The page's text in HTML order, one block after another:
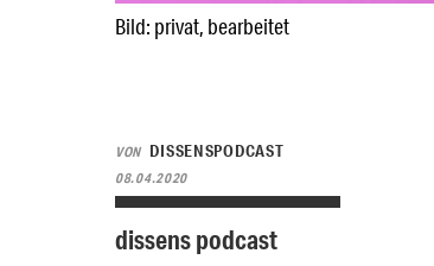
Bild: privat, bearbeitet
VON DISSENSPODCAST
08.04.2020
dissens podcast